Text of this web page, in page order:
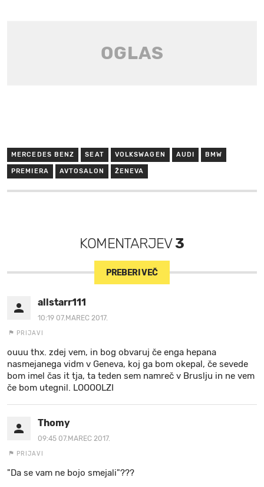
MERCEDES BENZ SEAT VOLKSWAGEN AUDI BMW
PREMIERA AVTOSALON ŽENEVA
KOMENTARJEV3
PREBERI VEČ
allstarr111
10:19 07.MAREC 2017.
PRIJAVI
ouuu thx. zdej vem, in bog obvaruj če enga hepana
nasmejanega vidm v Geneva, koj ga bom okepal, če sevede
bom imel čas it tja, ta teden sem namreč v Bruslju in ne vem
če bom utegnil. LOOOOLZI
Thomy
09:45 07.MAREC 2017.
PRIJAVI
"Da se vam ne bojo smejali"???